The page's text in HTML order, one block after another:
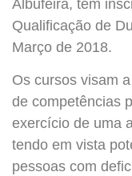
Albufeira, tem
Qualificação de
Março de 2018.
Os cursos visam
de competências
exercício de uma
tendo em vista
pessoas com